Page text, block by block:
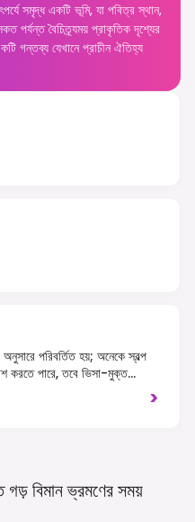
সমৃদ্ধ একটি ভূমি, যা পবিত্র স্থান,
পর্যন্ত বৈচিত্র্যময় প্রাকৃতিক দৃশ্যের
গন্তব্য যেখানে প্রাচীন ঐতিহ্য
পরিবর্তিত হয়; অনেকে স্বল্প
করতে পারে, তবে ভিসা-মুক্ত
বিশেষ করে সীমান্ত এবং বিমানবন্দরে>
গড় বিমান ভ্রমণেরসময়